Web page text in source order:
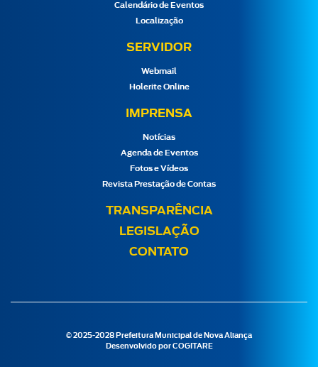
Calendário de Eventos
Localização
SERVIDOR
Webmail
Holerite Online
IMPRENSA
Notícias
Agenda de Eventos
Fotos e Vídeos
Revista Prestação de Contas
TRANSPARÊNCIA
LEGISLAÇÃO
CONTATO
© 2025-2028 Prefeitura Municipal de Nova Aliança
Desenvolvido por COGITARE